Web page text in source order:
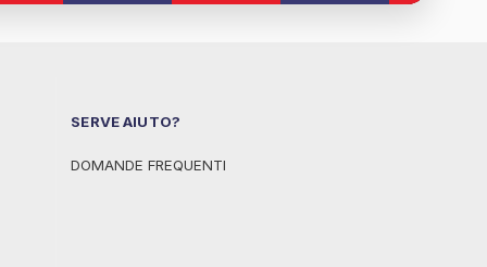
SERVE AIUTO?
DOMANDE FREQUENTI